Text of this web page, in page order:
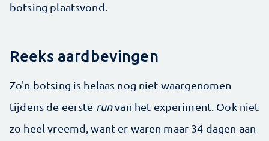
botsing plaatsvond.
Reeks aardbevingen
Zo'n botsing is helaas nog niet waargenomen
tijdens de eerste runvan het experiment. Ook niet
zo heel vreemd, want er waren maar 34 dagen aan